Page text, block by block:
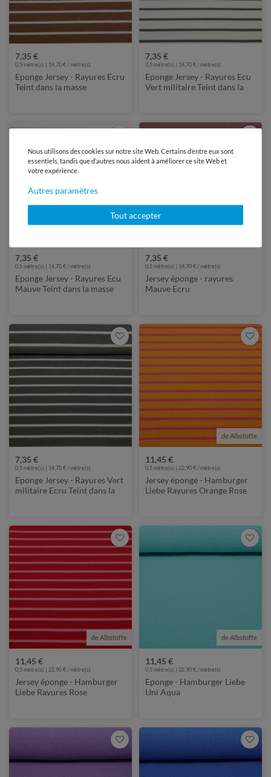
7,35 €
0,5 mètre(s) | 14,70 € / mètre(s)
Eponge Jersey - Rayures Ecru
Teint dans la masse
7,35 €
0,5 mètre(s) | 14,70 € / mètre(s)
Eponge Jersey - Rayures Ecu
Vert militaire Teint dans la
7,35 €
0,5 mètre(s) | 14,70 € / mètre(s)
Eponge Jersey - Rayures Ecu
Mauve Teint dans la masse
7,35 €
0,5 mètre(s) | 14,70 € / mètre(s)
Jersey éponge - rayures
Mauve Ecru
7,35 €
0,5 mètre(s) | 14,70 € / mètre(s)
Eponge Jersey - Rayures Vert
militaire Ecru Teint dans la
de Albstoffe
11,45 €
0,5 mètre(s) | 22,90 € / mètre(s)
Jersey éponge - Hamburger
Liebe Rayures Orange Rose
de Albstoffe
11,45 €
0,5 mètre(s) | 22,90 € / mètre(s)
Jersey éponge - Hamburger
Liebe Rayures Rose
de Albstoffe
11,45 €
0,5 mètre(s) | 22,90 € / mètre(s)
Eponge - Hamburger Liebe
Uni Aqua
Nous utilisons des cookies sur notre site Web. Certains d’entre eux sont
essentiels, tandis que d’autres nous aident à améliorer ce site Web et
votre expérience.
Autres paramètres
Tout accepter